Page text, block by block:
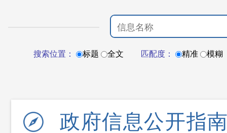
搜索位置： 标题 全文 匹配度： 精准 模糊
政府信息公开指